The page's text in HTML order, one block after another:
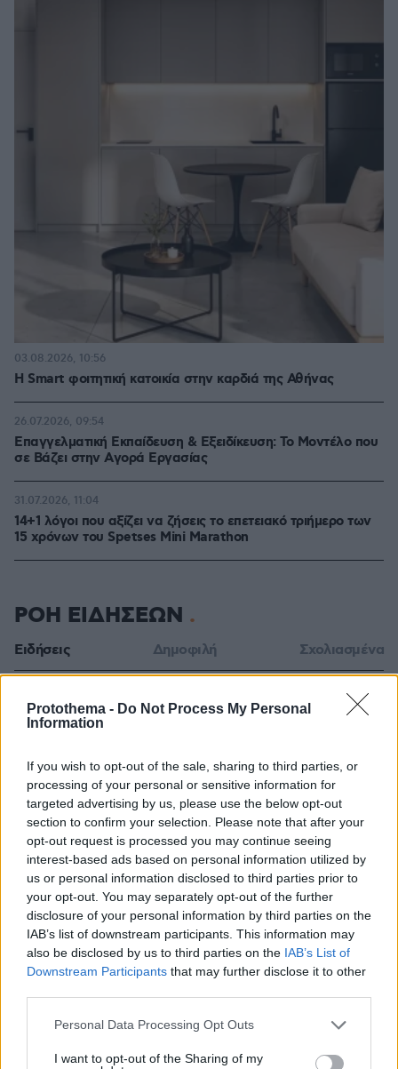
Protothema - Do Not Process My Personal
Information
If you wish to opt-out of the sale, sharing to third parties, or
processing of your personal or sensitive information for
targeted advertising by us, please use the below opt-out
section to confirm your selection. Please note that after your
opt-out request is processed you may continue seeing
interest-based ads based on personal information utilized by
us or personal information disclosed to third parties prior to
your opt-out. You may separately opt-out of the further
disclosure of your personal information by third parties on the
IAB’s list of downstream participants. This information may
also be disclosed by us to third parties on the IAB’s List of
Downstream Participants that may further disclose it to other
Please note that this website/app uses one or more Google
not limited to your visit or usage behaviour. You may click to
Personal Data Processing Opt Outs
I want to opt-out of the Sharing of my
Η Smart φοιτητική κατοικία στην καρδιά της Αθήνας
03.08.2026, 10:56
Επαγγελματική Εκπαίδευση & Εξειδίκευση: Το Mοντέλο που
σε Bάζει στην Aγορά Eργασίας
26.07.2026, 09:54
14+1 λόγοι που αξίζει να ζήσεις το επετειακό τριήμερο των
15 χρόνων του Spetses Mini Marathon
31.07.2026, 11:04
ΡΟΗ ΕΙΔΗΣΕΩΝ
Ειδήσεις Δημοφιλή Σχολιασμένα
Στα 65 τα κρούσματα του Ιού Δυτικού Νείλου στην
Ελλάδα, 23 νέα μέσα σε μία εβδομάδα, στους έξι οι
Όλες οι λεπτομέρειες για το έκτακτο επίδομα 150 ευρώ
ανά παιδί, έως 10 Αυγούστου η προθεσμία για ΑΦΜ
πριν 10 λεπτά
Αυτοκίνητο βγήκε φορτωμένο σχολικά θρανία στον
παράδρομο της εθνικής οδού Αθηνών-Λαμίας, δείτε
πριν 11 λεπτά
Φωτιά στο Λασίθι, κοντά στον οικισμό Καρύδι, 112 για
ετοιμότητα
πριν 14 λεπτά
Γιάννης Ντεσσές: Η απίθανη ιστορία του «βασιλιά της
Μουσελίνας» που δίδαξε υψηλή ραπτική στον Valentino
και έντυσε μέχρι και τη Λόπεζ μετά τον θάνατό του
πριν 18 λεπτά